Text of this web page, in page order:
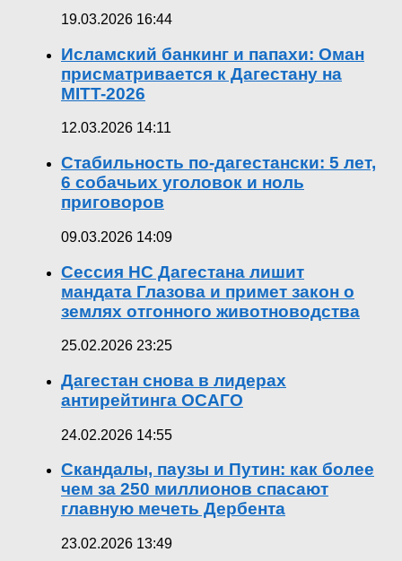
19.03.2026 16:44
Исламский банкинг и папахи: Оман
присматривается к Дагестану на
MITT-2026
12.03.2026 14:11
Стабильность по-дагестански: 5 лет,
6 собачьих уголовок и ноль
приговоров
09.03.2026 14:09
Сессия НС Дагестана лишит
мандата Глазова и примет закон о
землях отгонного животноводства
25.02.2026 23:25
Дагестан снова в лидерах
антирейтинга ОСАГО
24.02.2026 14:55
Скандалы, паузы и Путин: как более
чем за 250 миллионов спасают
главную мечеть Дербента
23.02.2026 13:49